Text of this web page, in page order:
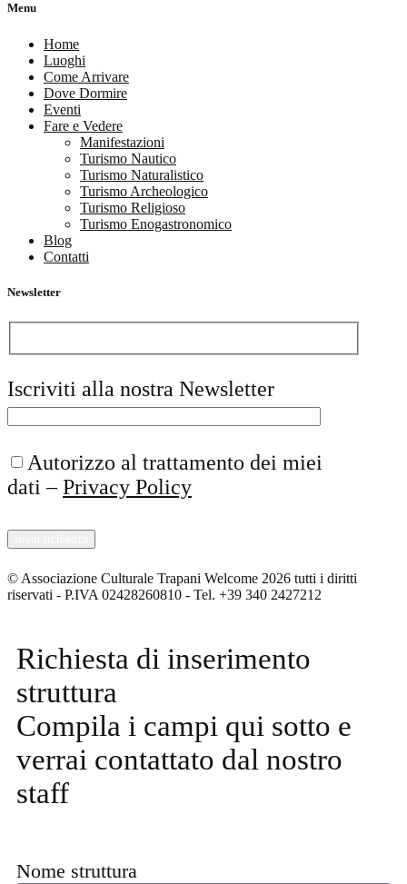
Menu
Home
Luoghi
Come Arrivare
Dove Dormire
Eventi
Fare e Vedere
Manifestazioni
Turismo Nautico
Turismo Naturalistico
Turismo Archeologico
Turismo Religioso
Turismo Enogastronomico
Blog
Contatti
Newsletter
Iscriviti alla nostra Newsletter
Autorizzo al trattamento dei miei
dati –Privacy Policy
© Associazione Culturale Trapani Welcome 2026 tutti i diritti
riservati - P.IVA 02428260810 - Tel. +39 340 2427212
Richiesta di inserimento
struttura
Compila i campi qui sotto e
verrai contattato dal nostro
staff
Nome struttura